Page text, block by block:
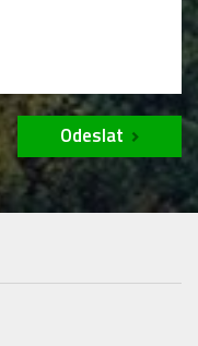
Odeslat